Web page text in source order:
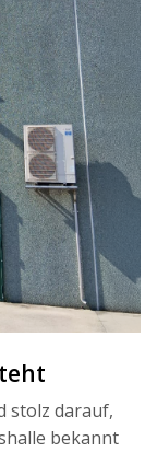
stolz darauf,
bekannt